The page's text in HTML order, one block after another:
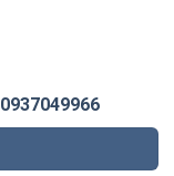
0937049966